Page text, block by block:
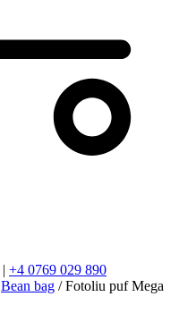
| +4 0769 029 890
Bean bag / Fotoliu puf Mega